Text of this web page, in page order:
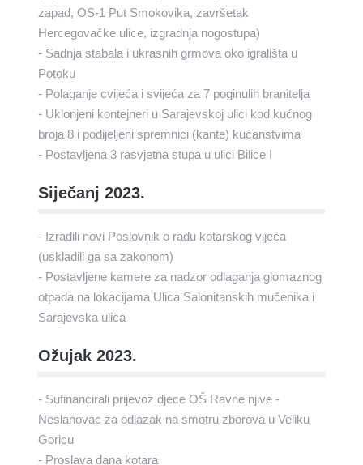
zapad, OS-1 Put Smokovika, završetak
Hercegovačke ulice, izgradnja nogostupa)
- Sadnja stabala i ukrasnih grmova oko igrališta u
Potoku
- Polaganje cvijeća i svijeća za 7 poginulih branitelja
- Uklonjeni kontejneri u Sarajevskoj ulici kod kućnog
broja 8 i podijeljeni spremnici (kante) kućanstvima
- Postavljena 3 rasvjetna stupa u ulici Bilice I
Siječanj 2023.
- Izradili novi Poslovnik o radu kotarskog vijeća
(uskladili ga sa zakonom)
- Postavljene kamere za nadzor odlaganja glomaznog
otpada na lokacijama Ulica Salonitanskih mučenika i
Sarajevska ulica
Ožujak 2023.
- Sufinancirali prijevoz djece OŠ Ravne njive -
Neslanovac za odlazak na smotru zborova u Veliku
Goricu
- Proslava dana kotara